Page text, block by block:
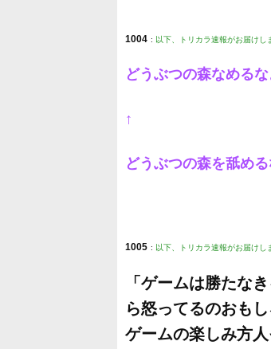
1004 : 以下、トリカラ速報がお届けし
どうぶつの森なめるな
↑
どうぶつの森を舐め
1005 : 以下、トリカラ速報がお届けし
「ゲームは勝たな
ら怒ってるのおもし
ゲームの楽しみ方